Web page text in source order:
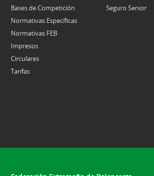
Bases de Competición
Normativas Específicas
Normativas FEB
Impresos
Circulares
Tarifas
Seguro Senior